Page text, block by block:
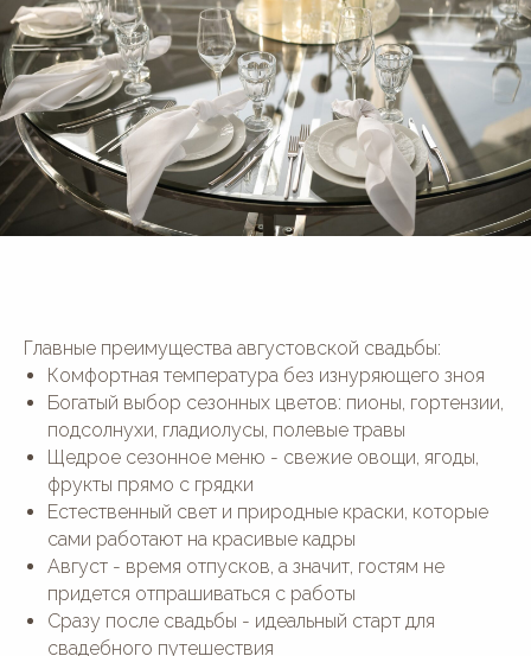
Главные преимущества августовской свадьбы:
Комфортная температура без изнуряющего зноя
Богатый выбор сезонных цветов: пионы, гортензии,
подсолнухи, гладиолусы, полевые травы
Щедрое сезонное меню - свежие овощи, ягоды,
фрукты прямо с грядки
Естественный свет и природные краски, которые
сами работают на красивые кадры
Август - время отпусков, а значит, гостям не
придется отпрашиваться с работы
Сразу после свадьбы - идеальный старт для
свадебного путешествия